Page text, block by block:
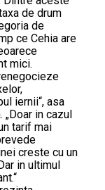
de drum
de
ce Cehia are
mici.
iernii“, asa
„Doar in cazul
tarif mai
creste cu un
in ultimul